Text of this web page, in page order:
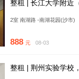
整租 | 长江大学附近
2室 南湖路 -南湖花园(沙市)
888 元 08-03
整租 | 荆州实验学校